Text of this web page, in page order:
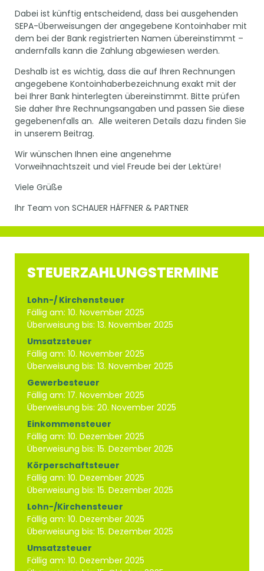
Dabei ist künftig entscheidend, dass bei ausgehenden
SEPA-Überweisungen der angegebene Kontoinhaber mit
dem bei der Bank registrierten Namen übereinstimmt –
andernfalls kann die Zahlung abgewiesen werden.
Deshalb ist es wichtig, dass die auf Ihren Rechnungen
angegebene Kontoinhaberbezeichnung exakt mit der
bei Ihrer Bank hinterlegten übereinstimmt. Bitte prüfen
Sie daher Ihre Rechnungsangaben und passen Sie diese
gegebenenfalls an. Alle weiteren Details dazu finden Sie
in unserem Beitrag.
Wir wünschen Ihnen eine angenehme
Vorweihnachtszeit und viel Freude bei der Lektüre!
Viele Grüße
Ihr Team von SCHAUER HÄFFNER & PARTNER
STEUERZAHLUNGSTERMINE
Lohn-/ Kirchensteuer
Fällig am: 10. November 2025
Überweisung bis: 13. November 2025
Umsatzsteuer
Fällig am: 10. November 2025
Überweisung bis: 13. November 2025
Gewerbesteuer
Fällig am: 17. November 2025
Überweisung bis: 20. November 2025
Einkommensteuer
Fällig am: 10. Dezember 2025
Überweisung bis: 15. Dezember 2025
Körperschaftsteuer
Fällig am: 10. Dezember 2025
Überweisung bis: 15. Dezember 2025
Lohn-/Kirchensteuer
Fällig am: 10. Dezember 2025
Überweisung bis: 15. Dezember 2025
Umsatzsteuer
Fällig am: 10. Dezember 2025